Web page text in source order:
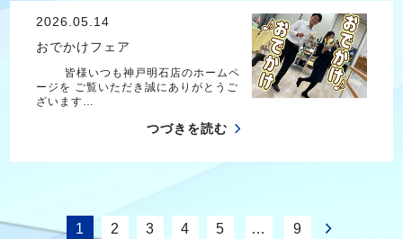
2026.05.14
おでかけフェア
皆様いつも神戸明石店のホームペ
ージを ご覧いただき誠にありがとうご
ざいます…
つづきを読む
1 2 3 4 5 … 9